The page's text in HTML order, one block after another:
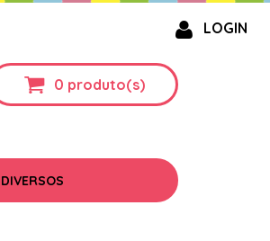
LOGIN
0 produto(s)
DIVERSOS